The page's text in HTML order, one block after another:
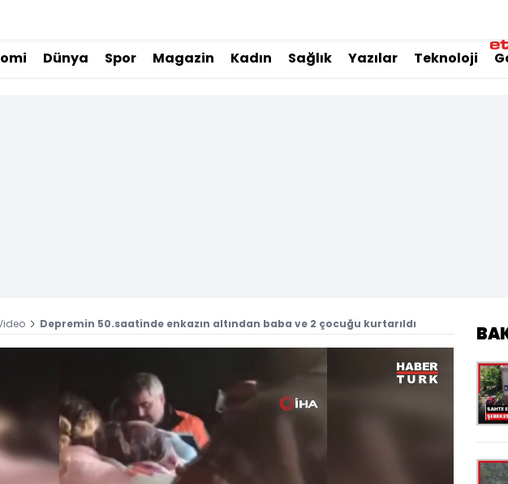
Dünya Spor Magazin Kadın Sağlık Yazılar Teknoloji
Depremin 50.saatinde enkazın altından baba ve 2 çocuğu kurtarıldı